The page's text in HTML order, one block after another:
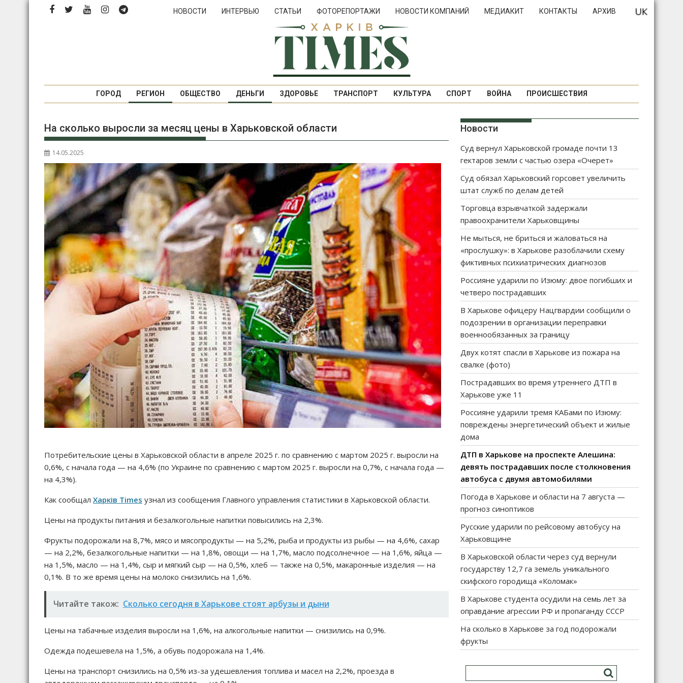
Перейти
НОВОСТИ ИНТЕРВЬЮ СТАТЬИ ФОТОРЕПОРТАЖИ НОВОСТИ КОМПАНИЙ МЕДИАКИТ КОНТАКТЫ АРХИВ
ГОРОД РЕГИОН ОБЩЕСТВО ДЕНЬГИ ЗДОРОВЬЕ ТРАНСПОРТ КУЛЬТУРА СПОРТ ВОЙНА ПРОИСШЕСТВИЯ
На сколько выросли за месяц цены в Харьковской области
14.05.2025
Потребительские цены в Харьковской области в апреле 2025 г. по сравнению с мартом 2025 г. выросли на
0,6%, с начала года — на 4,6% (по Украине по сравнению с мартом 2025 г. выросли на 0,7%, с начала года —
на 4,3%).
Как сообщал Харків Times узнал из сообщения Главного управления статистики в Харьковской области.
Цены на продукты питания и безалкогольные напитки повысились на 2,3%.
Фрукты подорожали на 8,7%, мясо и мясопродукты — на 5,2%, рыба и продукты из рыбы — на 4,6%, сахар
— на 2,2%, безалкогольные напитки — на 1,8%, овощи — на 1,7%, масло подсолнечное — на 1,6%, яйца —
на 1,5%, масло — на 1,4%, сыр и мягкий сыр — на 0,5%, хлеб — также на 0,5%, макаронные изделия — на
0,1%. В то же время цены на молоко снизились на 1,6%.
Читайте також: Сколько сегодня в Харькове стоят арбузы и дыни
Цены на табачные изделия выросли на 1,6%, на алкогольные напитки — снизились на 0,9%.
Одежда подешевела на 1,5%, а обувь подорожала на 1,4%.
Цены на транспорт снизились на 0,5% из-за удешевления топлива и масел на 2,2%, проезда в
Новости
Суд вернул Харьковской громаде почти 13
гектаров земли с частью озера «Очерет»
Суд обязал Харьковский горсовет увеличить
штат служб по делам детей
Торговца взрывчаткой задержали
правоохранители Харьковщины
Не мыться, не бриться и жаловаться на
«прослушку»: в Харькове разоблачили схему
фиктивных психиатрических диагнозов
Россияне ударили по Изюму: двое погибших и
четверо пострадавших
В Харькове офицеру Нацгвардии сообщили о
подозрении в организации переправки
военнообязанных за границу
Двух котят спасли в Харькове из пожара на
свалке (фото)
Пострадавших во время утреннего ДТП в
Харькове уже 11
Россияне ударили тремя КАБами по Изюму:
повреждены энергетический объект и жилые
дома
ДТП в Харькове на проспекте Алешина:
девять пострадавших после столкновения
автобуса с двумя автомобилями
Погода в Харькове и области на 7 августа —
прогноз синоптиков
Русские ударили по рейсовому автобусу на
Харьковщине
В Харьковской области через суд вернули
государству 12,7 га земель уникального
скифского городища «Коломак»
В Харькове студента осудили на семь лет за
оправдание агрессии РФ и пропаганду СССР
На сколько в Харькове за год подорожали
фрукты